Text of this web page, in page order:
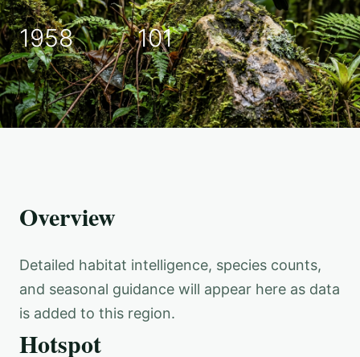
1958 101
Overview
Detailed habitat intelligence, species counts,
and seasonal guidance will appear here as data
is added to this region.
Hotspot